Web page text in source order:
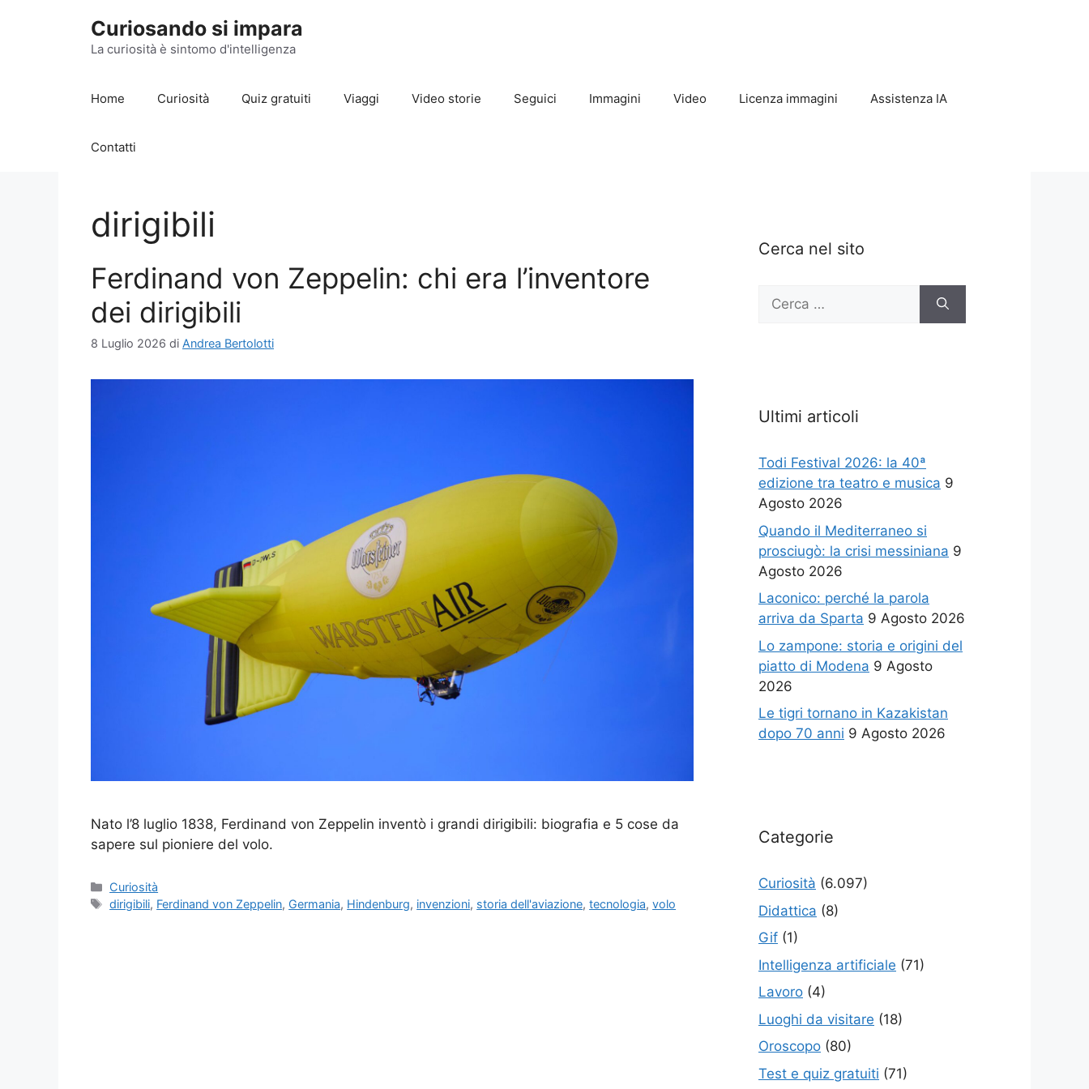
Curiosando si impara
La curiosità è sintomo d'intelligenza
Home Curiosità Quiz gratuiti Viaggi Video storie Seguici Immagini Video Licenza immagini Assistenza IA
Contatti
dirigibili
Ferdinand von Zeppelin: chi era l’inventore
dei dirigibili
8 Luglio 2026 di Andrea Bertolotti
Nato l’8 luglio 1838, Ferdinand von Zeppelin inventò i grandi dirigibili: biografia e 5 cose da
sapere sul pioniere del volo.
Categorie
Curiosità
Tag
dirigibili, Ferdinand von Zeppelin, Germania, Hindenburg, invenzioni, storia dell'aviazione,tecnologia,volo
Cerca nel sito
Ricerca
Ultimi articoli
Todi Festival 2026: la 40ª
edizione tra teatro e musica 9
Agosto 2026
Quando il Mediterraneo si
prosciugò: la crisi messiniana 9
Agosto 2026
Laconico: perché la parola
arriva da Sparta 9 Agosto 2026
Lo zampone: storia e origini del
piatto di Modena 9 Agosto
2026
Le tigri tornano in Kazakistan
dopo 70 anni 9 Agosto 2026
Categorie
Curiosità (6.097)
Didattica (8)
Gif (1)
Intelligenza artificiale (71)
Lavoro (4)
Luoghi da visitare (18)
Oroscopo (80)
Test e quiz gratuiti (71)